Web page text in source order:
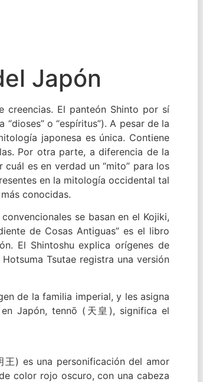
Japón
creencias. El panteón Shinto por sí
o “espíritus”). A pesar de la
japonesa es única. Contiene
Por otra parte, a diferencia de la
es en verdad un “mito” para los
en la mitología occidental tal
conocidas.
se basan en el Kojiki,
de Cosas Antiguas” es el libro
El Shintoshu explica orígenes de
Tsutae registra una versión
de la familia imperial, y les asigna
Japón, tennō (天皇), significa el
) es una personificación del amor
color rojo oscuro, con una cabeza